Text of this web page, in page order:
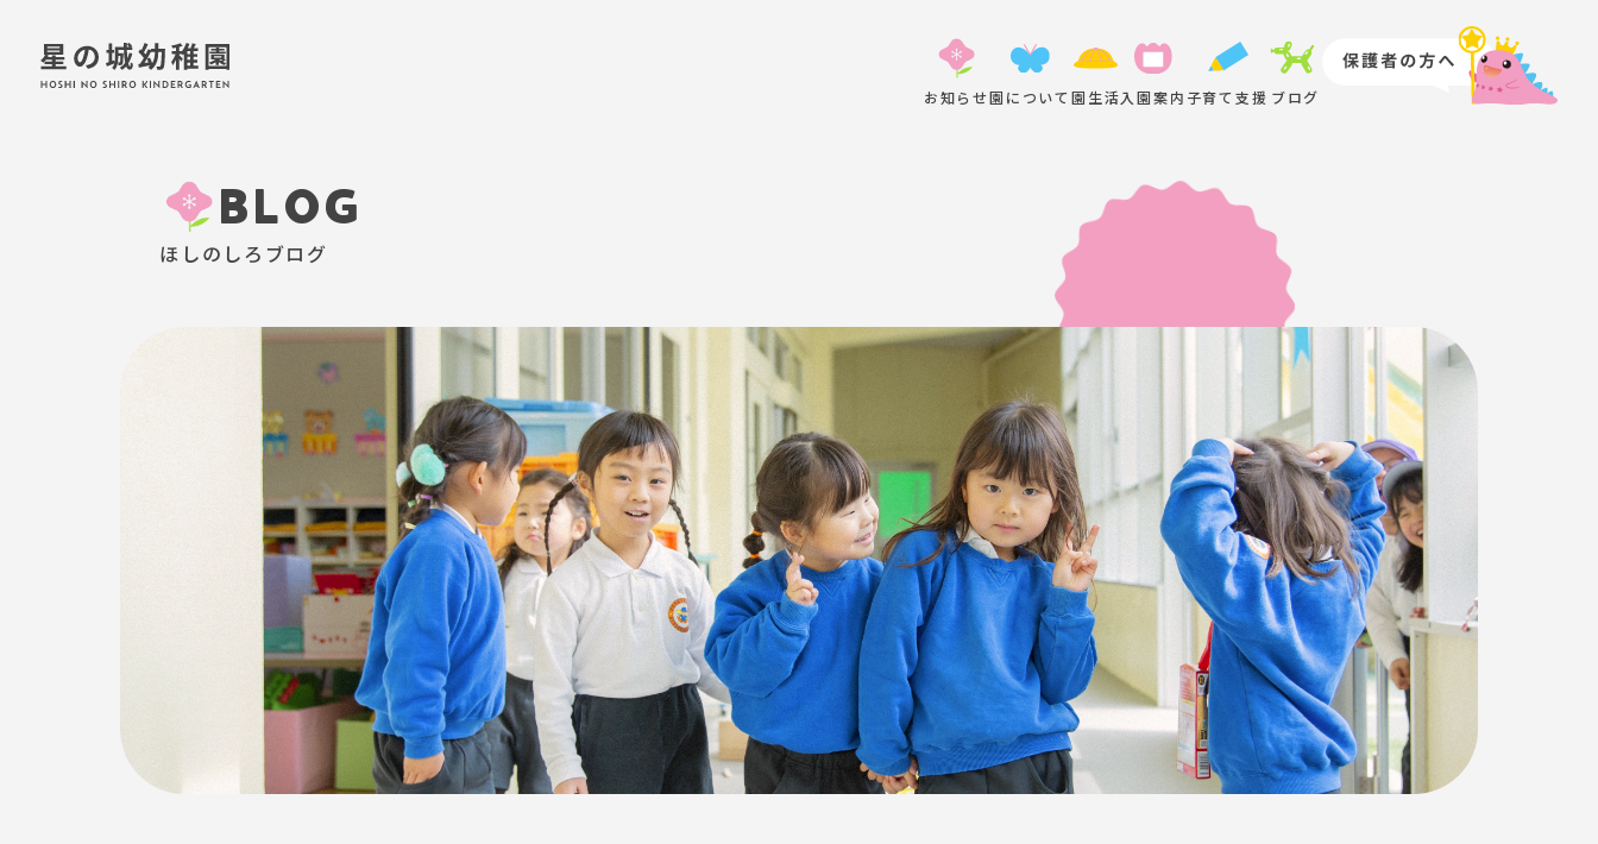
お知らせ園について園生活入園案内 子育て支援 ブログ
BLOG
ほしのしろブログ